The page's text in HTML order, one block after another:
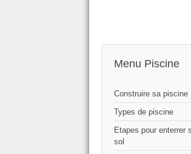
Menu Piscine
Construire sa piscine
Types de piscine
Etapes pour enterrer
sol